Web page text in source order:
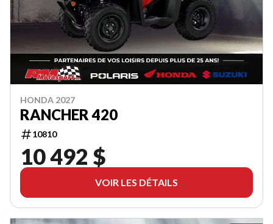
HONDA 2027
RANCHER 420
10810
10 492 $
VOIR LES DÉTAILS